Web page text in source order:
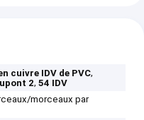
cuivre IDV de PVC,
2,54 IDV
morceaux par